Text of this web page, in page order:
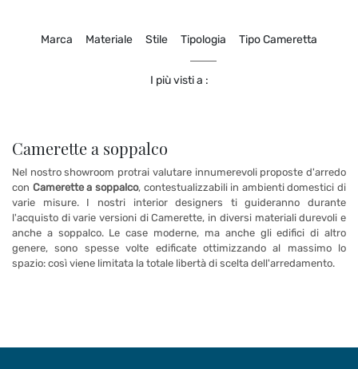
Marca Materiale Stile Tipologia Tipo Cameretta
I più visti a :
Camerette a soppalco
Nel nostro showroom protrai valutare innumerevoli proposte d'arredo
con Camerette a soppalco, contestualizzabili in ambienti domestici di
varie misure. I nostri interior designers ti guideranno durante
l'acquisto di varie versioni di Camerette, in diversi materiali durevoli e
anche a soppalco. Le case moderne, ma anche gli edifici di altro
genere, sono spesse volte edificate ottimizzando al massimo lo
spazio: così viene limitata la totale libertà di scelta dell'arredamento.